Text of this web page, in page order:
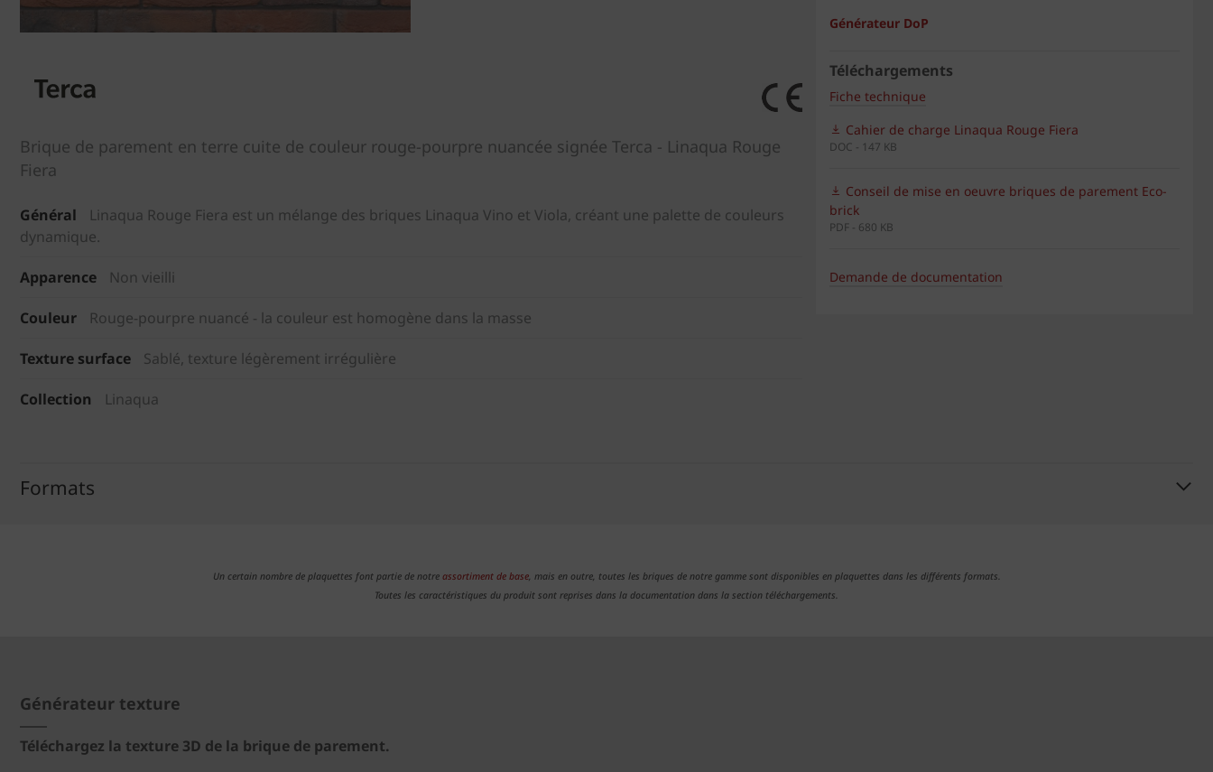
Brique de parement en terre cuite de couleur rouge-pourpre nuancée signée Terca - Linaqua Rouge
Fiera
Général
Linaqua Rouge Fiera est un mélange des briques Linaqua Vino et Viola, créant une palette de couleurs
dynamique.
Apparence Non vieilli
Couleur Rouge-pourpre nuancé - la couleur est homogène dans la masse
Texture surface Sablé, texture légèrement irrégulière
Collection Linaqua
Générateur DoP
Téléchargements
Fiche technique
Cahier de charge Linaqua Rouge Fiera
DOC - 147 KB
Conseil de mise en oeuvre briques de parement Eco-
brick
PDF - 680 KB
Demande de documentation
Formats
Un certain nombre de plaquettes font partie de notre assortiment de base, mais en outre, toutes les briques de notre gamme sont disponibles en plaquettes dans les différents formats.
Toutes les caractéristiques du produit sont reprises dans la documentation dans la section téléchargements.
Générateur texture
Téléchargez la texture 3D de la brique de parement.